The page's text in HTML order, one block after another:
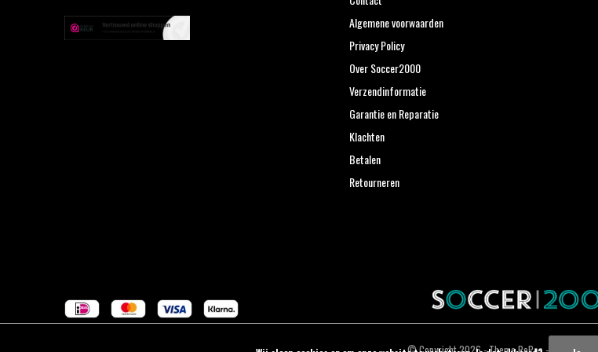
Algemene voorwaarden
Privacy Policy
Over Soccer2000
Verzendinformatie
Garantie en Reparatie
Klachten
Betalen
Retourneren